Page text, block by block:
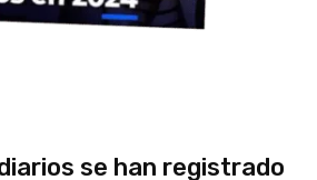
se han registrado